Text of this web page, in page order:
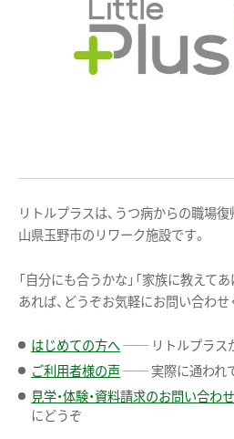
リトルプラスは、うつ病からの職場
山県玉野市のリワーク施設です。
「自分にも合うかな」「家族に教えて
あれば、どうぞお気軽にお問い合わせ
はじめての方へ── リトルプラス
ご利用者様の声── 実際に通われ
見学・体験・資料請求のお問い合わせ
にどうぞ